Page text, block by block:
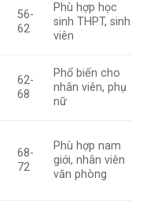
56-
62
Phù hợp học
sinh THPT, sinh
viên
62-
68
Phổ biến cho
nhân viên, phụ
nữ
68-
72
Phù hợp nam
giới, nhân viên
văn phòng